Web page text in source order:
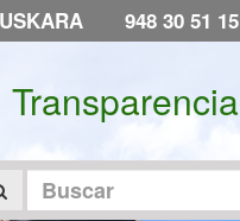
948 30 51 15
Transparencia